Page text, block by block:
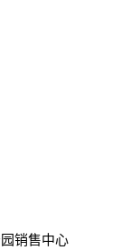
销售中心